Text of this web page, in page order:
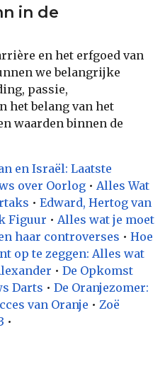
in de
en het erfgoed van
we belangrijke
passie,
het belang van het
waarden binnen de
en Israël: Laatste
over Oorlog • Alles Wat
• Edward, Hertog van
Figuur • Alles wat je moet
haar controverses • Hoe
op te zeggen: Alles wat
• De Opkomst
Darts • De Oranjezomer:
van Oranje • Zoë
•